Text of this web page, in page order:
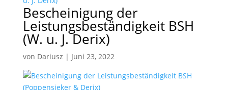
Bescheinigung der
Leistungsbeständigkeit BSH
(W. u. J. Derix)
von Dariusz | Juni 23, 2022